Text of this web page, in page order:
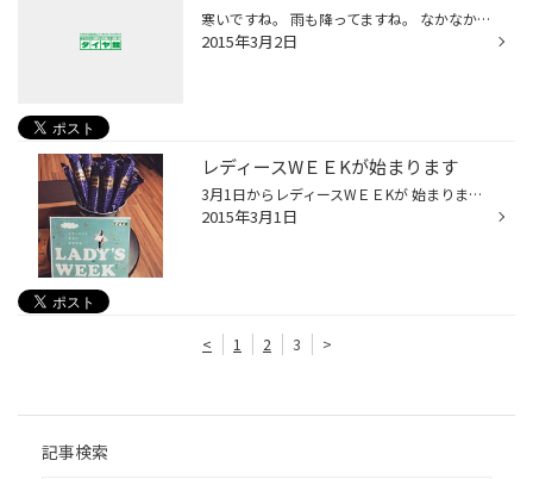
寒いですね。 雨も降ってますね。 なかなか落ち着かない天気です！ しかも3月ですよね！ 雨の日は動きにくいです！車の運転も気をつけないと！ みなさん、たいやだいじょうぶですかあ？ 気になる方は是非タイヤ館へ！ 点検は無料です、安心して車に乗りましょう！ しかも今なら女性の為のレディース...
2015年3月2日
レディースWＥＥKが始まります
3月1日からレディースWＥＥKが 始まります(^ ^) 特別な1週間ですよ(^ ^) 詳しくはイベント案内にて！ そしてこの期間、ご購入のお客様には 生活用品プレゼントします！ お待ちの間は、ほっとひと息 タイヤ館でお茶していきませんか？ コーヒー、紅茶、お茶、ジュースの飲みもの と一緒にロイズとパ...
2015年3月1日
< 1 2 3 >
記事検索